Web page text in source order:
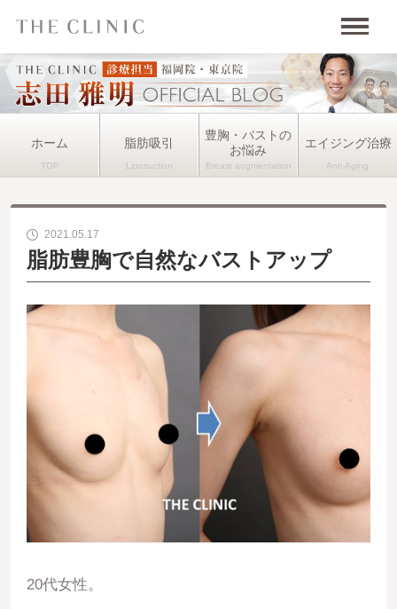
ホーム 脂肪吸引
豊胸・バストの
お悩み
エイジング治療
2021.05.17
脂肪豊胸で自然なバストアップ
20代女性。